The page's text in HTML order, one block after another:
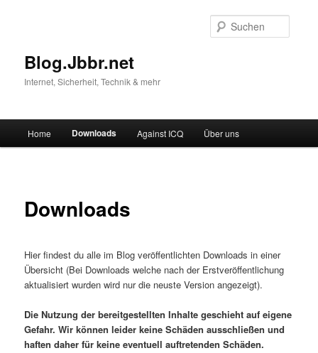
Blog.Jbbr.net
Internet, Sicherheit, Technik & mehr
Zum
Home Downloads Against ICQ Über uns
Downloads
Hier findest du alle im Blog veröffentlichten Downloads in einer
Übersicht (Bei Downloads welche nach der Erstveröffentlichung
aktualisiert wurden wird nur die neuste Version angezeigt).
Die Nutzung der bereitgestellten Inhalte geschieht auf eigene
Gefahr. Wir können leider keine Schäden ausschließen und
haften daher für keine eventuell auftretenden Schäden.